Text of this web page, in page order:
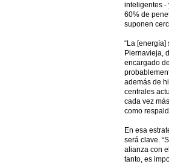
inteligentes -
60% de
suponen
“La
Piernavieja,
encargado
además de
centrales
cada vez
como
En esa
será clave.
alianza con
tanto, es